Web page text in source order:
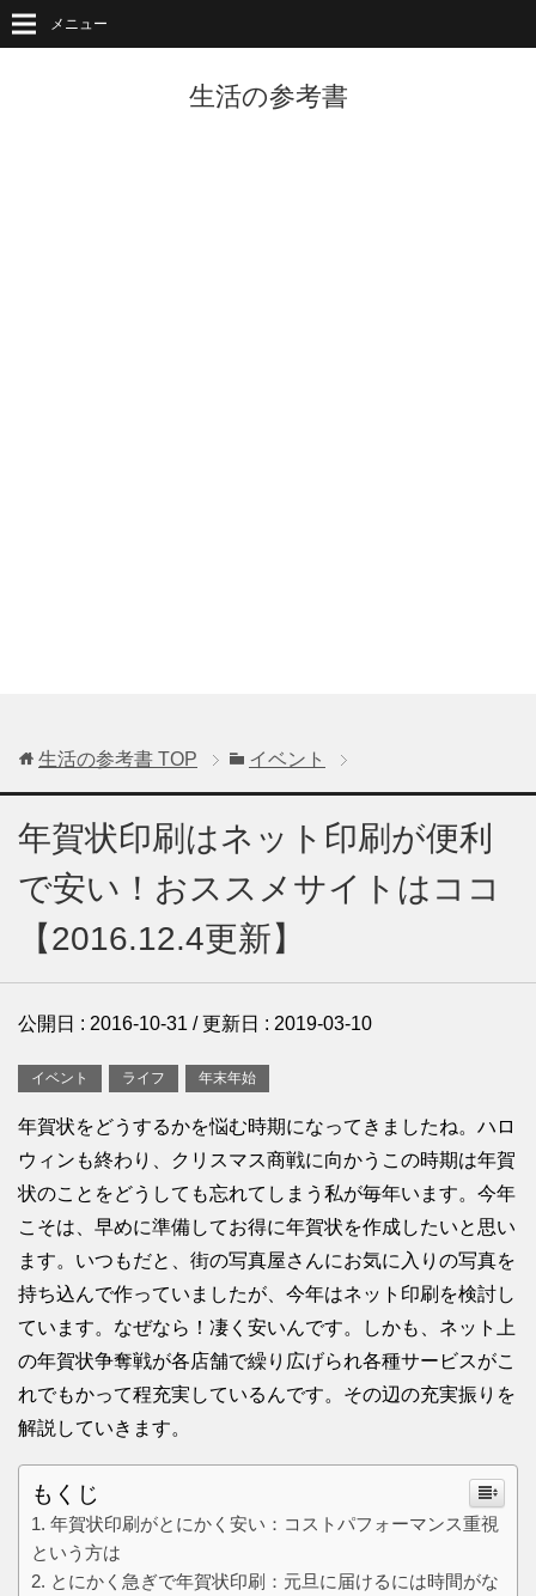
生活の参考書
メニュー
生活の参考書 TOP イベント
年賀状印刷はネット印刷が便利
で安い！おススメサイトはココ
【2016.12.4更新】
公開日 : 2016-10-31 / 更新日 : 2019-03-10
イベント ライフ 年末年始
年賀状をどうするかを悩む時期になってきましたね。ハロ
ウィンも終わり、クリスマス商戦に向かうこの時期は年賀
状のことをどうしても忘れてしまう私が毎年います。今年
こそは、早めに準備してお得に年賀状を作成したいと思い
ます。いつもだと、街の写真屋さんにお気に入りの写真を
持ち込んで作っていましたが、今年はネット印刷を検討し
ています。なぜなら！凄く安いんです。しかも、ネット上
の年賀状争奪戦が各店舗で繰り広げられ各種サービスがこ
れでもかって程充実しているんです。その辺の充実振りを
解説していきます。
もくじ
年賀状印刷がとにかく安い：コストパフォーマンス重視
という方は
とにかく急ぎで年賀状印刷：元旦に届けるには時間がな